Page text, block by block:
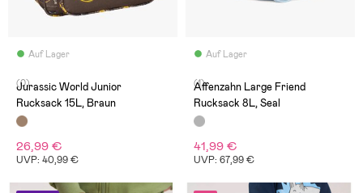
Auf Lager
(0)
Jurassic World Junior
Rucksack 15L, Braun
26,99 €
UVP: 40,99 €
Auf Lager
(1)
Affenzahn Large Friend
Rucksack 8L, Seal
41,99 €
UVP: 67,99 €